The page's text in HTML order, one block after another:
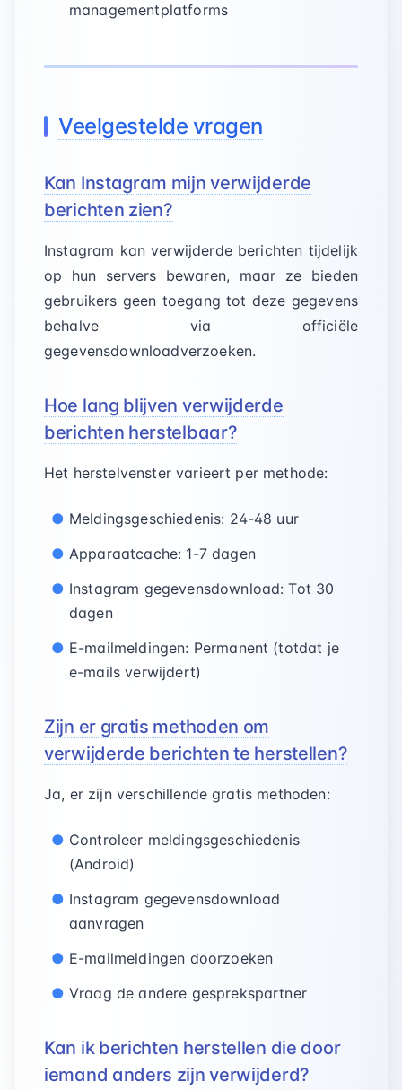
managementplatforms
Veelgestelde vragen
Kan Instagram mijn verwijderde
berichten zien?
Instagram kan verwijderde berichten tijdelijk
op hun servers bewaren, maar ze bieden
gebruikers geen toegang tot deze gegevens
behalve via officiële
gegevensdownloadverzoeken.
Hoe lang blijven verwijderde
berichten herstelbaar?
Het herstelvenster varieert per methode:
Meldingsgeschiedenis: 24-48 uur
Apparaatcache: 1-7 dagen
Instagram gegevensdownload: Tot 30
dagen
E-mailmeldingen: Permanent (totdat je
e-mails verwijdert)
Zijn er gratis methoden om
verwijderde berichten te herstellen?
Ja, er zijn verschillende gratis methoden:
Controleer meldingsgeschiedenis
(Android)
Instagram gegevensdownload
aanvragen
E-mailmeldingen doorzoeken
Vraag de andere gesprekspartner
Kan ik berichten herstellen die door
iemand anders zijn verwijderd?